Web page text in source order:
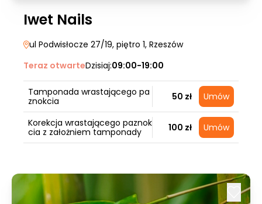
Iwet Nails
ul Podwisłocze 27/19, piętro 1, Rzeszów
Teraz otwarteDzisiaj:09:00-19:00
Tamponada wrastającego pa
znokcia
50 zł Umów
Korekcja wrastającego paznok
cia z założniem tamponady
100 zł Umów